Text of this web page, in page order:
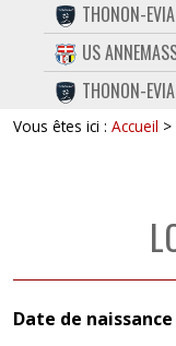
CONTACT
FACEBOOK
TWITTER
THONON-
US
THONON-
Vous êtes ici : Accueil >
Date de naissance